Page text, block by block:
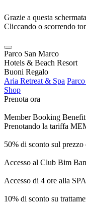
Grazie a questa
Cliccando o scorrendo
Parco San Marco
Hotels & Beach Resort
Buoni Regalo
Aria Retreat & Spa
Shop
Prenota ora
Member Booking Benefit
Prenotando la tariffa
50% di sconto sul
Accesso al Club Bim
Accesso di 4 ore alla
10% di sconto su